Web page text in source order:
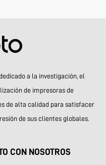
a la investigación, el
de impresoras de
de alta calidad para satisfacer
de sus clientes globales.
CON NOSOTROS